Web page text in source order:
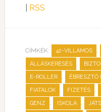
RSS
CÍMKÉK: 42-VILLAMOS ,
ÁLLÁSKERESÉS ,
E-ROLLER , ÉBRESZTŐ
FIATALOK , FIZETÉS ,
GENZ , ISKOLA ,